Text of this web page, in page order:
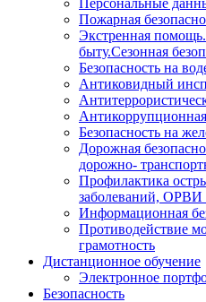
Персональные
Пожарная
Экстренная
быту.Сезонная
Безопасность на
Антиковидный
Безопасность на
Дорожная
дорожно-
Профилактика
заболеваний,
Информационная
Противодействие
грамотность
Дистанционное обучение
Электронное
Безопасность